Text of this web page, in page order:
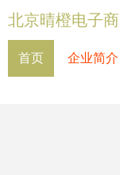
北京晴橙电子
首页 企业简介